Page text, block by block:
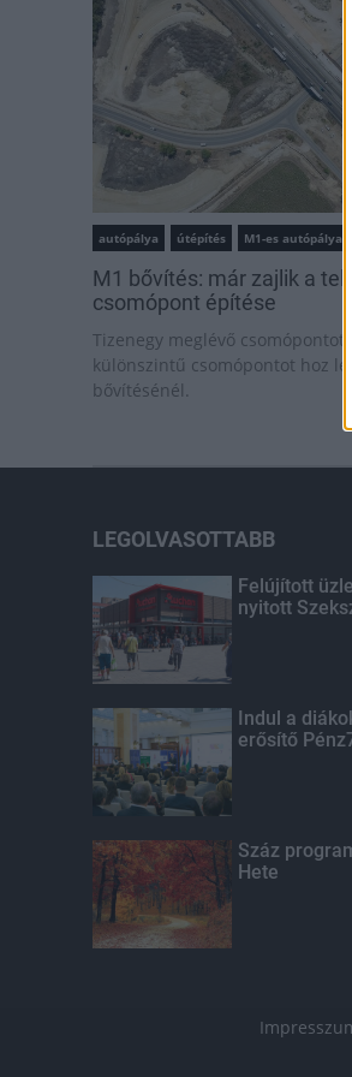
autópálya útépítés M1-es autópálya
M1 bővítés: már zajlik a
csomópont építése
Tizenegy meglévő
különszintű csomópontot hoz
bővítésénél.
LEGOLVASOTTABB
Felújított
nyitott
Indul a
erősítő
Száz
Hete